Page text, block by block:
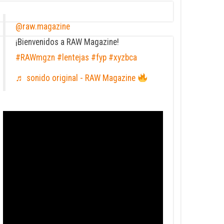
@raw.magazine
¡Bienvenidos a RAW Magazine!
#RAWmgzn #lentejas #fyp #xyzbca
♬ sonido original - RAW Magazine